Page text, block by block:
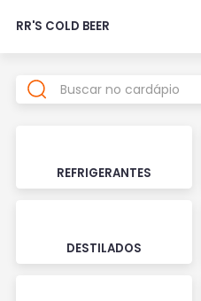
RR'S COLD BEER
REFRIGERANTES
DESTILADOS